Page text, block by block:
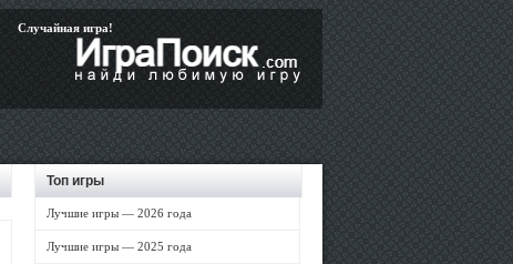
Случайная игра!
Топ игры
Лучшие игры — 2026 года
Лучшие игры — 2025 года